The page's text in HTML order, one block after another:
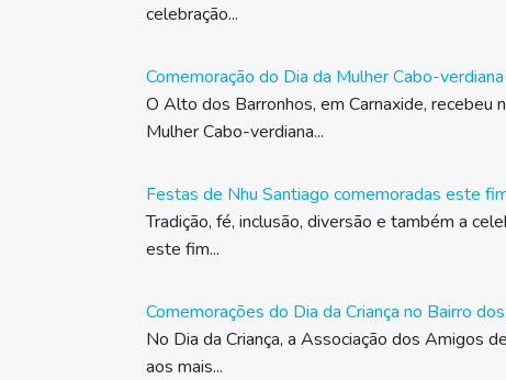
celebração...
Comemoração do Dia da Mulher Cabo-verdiana
O Alto dos Barronhos, em Carnaxide, recebeu
Mulher Cabo-verdiana...
Festas de Nhu Santiago comemoradas este
Tradição, fé, inclusão, diversão e também a
este fim...
Comemorações do Dia da Criança no Bairro
No Dia da Criança, a Associação dos Amigos
aos mais...